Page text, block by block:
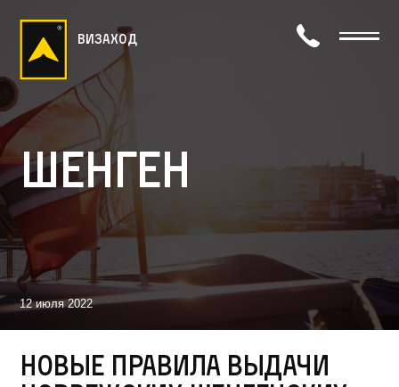
визаход
Шенген
12 июля 2022
Новые правила выдачи